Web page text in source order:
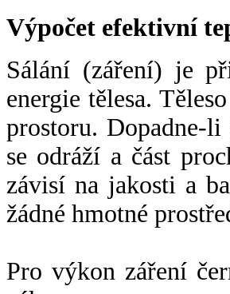
Výpočet efektivní
Sálání (záření) je
energie tělesa.
prostoru. Dopadne-
se odráží a část
závisí na jakosti a
žádné hmotné
Pro výkon záření